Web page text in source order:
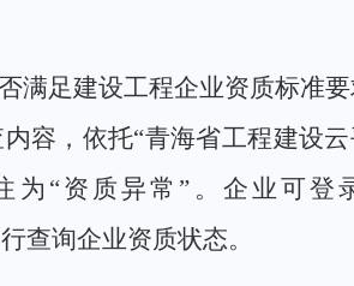
满足建设工程企业资质标准要
容，依托“青海省工程建设
“资质异常”。企业可登
查询企业资质状态。